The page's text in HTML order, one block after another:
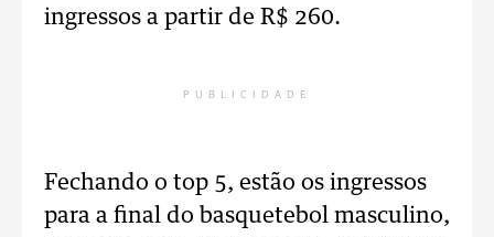
ingressos a partir de R$ 260.
PUBLICIDADE
Fechando o top 5, estão os ingressos
para a final do basquetebol masculino,